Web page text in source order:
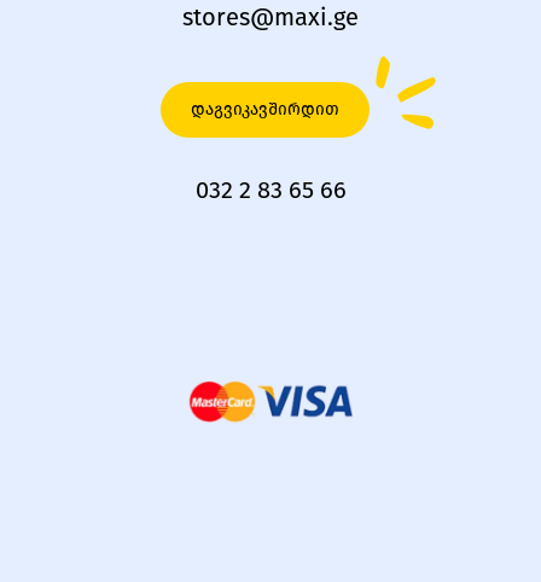
stores@maxi.ge
დაგვიკავშირდით
032 2 83 65 66